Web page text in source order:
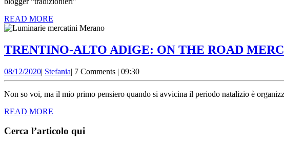
READ MORE
MORE
TRENTINO-ALTO ADIGE: ON THE ROAD
08/12/202008/12/2020
| StefaniaStefania
| 7 Comments | 09:30
Non so voi, ma il mio primo pensiero quando si avvicina il periodo natalizio è
READ MORE
Cerca l’articolo qui